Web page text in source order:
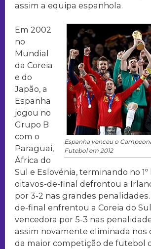
assim a equipa espanhola.
Espanha venceu o
Futebol em 2012
Em 2002
no
Mundial
da Coreia
e do
Japão, a
Espanha
jogou no
Grupo B
com o
Paraguai,
África do
Sul e Eslovénia, terminando no
oitavos-de-final defrontou a
por 3-2 nas grandes
de-final enfrentou a Coreia do
vencedora por 5-3 nas
assim novamente eliminada nos
da maior competição de futebol